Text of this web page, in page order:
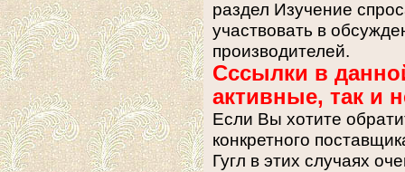
раздел Изучение
участвовать в
производителей.
Сссылки в
активные, так
Если Вы хотите
конкретного
Гугл в этих случаях